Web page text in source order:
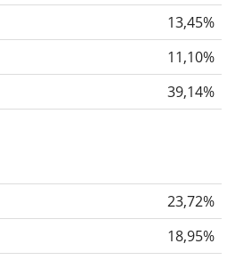
13,45%
11,10%
39,14%
23,72%
18,95%